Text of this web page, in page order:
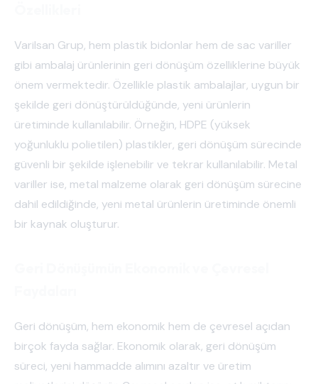
Varilsan Grup, hem plastik bidonlar hem de sac variller
gibi ambalaj ürünlerinin geri dönüşüm özelliklerine büyük
önem vermektedir. Özellikle plastik ambalajlar, uygun bir
şekilde geri dönüştürüldüğünde, yeni ürünlerin
üretiminde kullanılabilir. Örneğin, HDPE (yüksek
yoğunluklu polietilen) plastikler, geri dönüşüm sürecinde
güvenli bir şekilde işlenebilir ve tekrar kullanılabilir. Metal
variller ise, metal malzeme olarak geri dönüşüm sürecine
dahil edildiğinde, yeni metal ürünlerin üretiminde önemli
bir kaynak oluşturur.
Geri dönüşüm, hem ekonomik hem de çevresel açıdan
birçok fayda sağlar. Ekonomik olarak, geri dönüşüm
süreci, yeni hammadde alımını azaltır ve üretim